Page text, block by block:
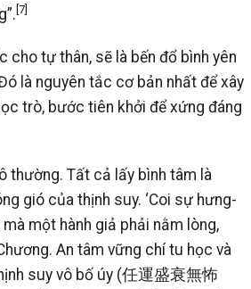
[7]
tự thân, sẽ là bến đổ bình yên
là nguyên tắc cơ bản nhất để xây
trò, bước tiên khởi để xứng đáng
thường. Tất cả lấy bình tâm là
gió của thịnh suy. ‘Coi sự hưng-
một hành giả phải nằm lòng,
An tâm vững chí tu học và
suy vô bố úy (任運盛衰無怖